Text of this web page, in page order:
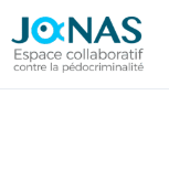
Aller
au
contenu